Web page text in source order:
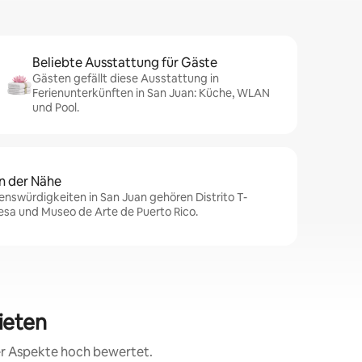
Beliebte Ausstattung für Gäste
Gästen gefällt diese Ausstattung in
Ferienunterkünften in San Juan: Küche, WLAN
und Pool.
der Nähe
in San Juan gehören Distrito T-
und Museo de Arte de Puerto Rico.
Aspekte hoch bewertet.